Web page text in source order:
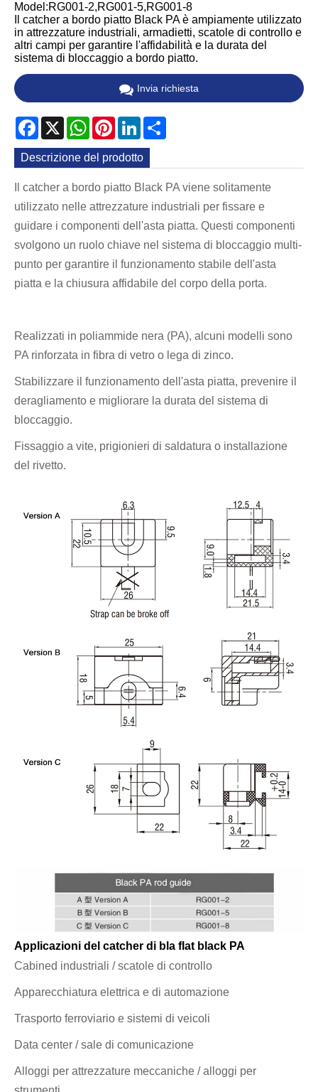
Model:RG001-2,RG001-5,RG001-8
Il catcher a bordo piatto Black PA è ampiamente utilizzato
in attrezzature industriali, armadietti, scatole di controllo e
altri campi per garantire l'affidabilità e la durata del
sistema di bloccaggio a bordo piatto.
Invia richiesta
Facebook
X WhatsApp
PinterestLinkedIn
Descrizione del prodotto
Il catcher a bordo piatto Black PA viene solitamente
utilizzato nelle attrezzature industriali per fissare e
guidare i componenti dell'asta piatta. Questi componenti
svolgono un ruolo chiave nel sistema di bloccaggio multi-
punto per garantire il funzionamento stabile dell'asta
piatta e la chiusura affidabile del corpo della porta.
Realizzati in poliammide nera (PA), alcuni modelli sono
PA rinforzata in fibra di vetro o lega di zinco.
Stabilizzare il funzionamento dell'asta piatta, prevenire il
deragliamento e migliorare la durata del sistema di
bloccaggio.
Fissaggio a vite, prigionieri di saldatura o installazione
del rivetto.
Applicazioni del catcher di bla flat black PA
Cabined industriali / scatole di controllo
Apparecchiatura elettrica e di automazione
Trasporto ferroviario e sistemi di veicoli
Data center / sale di comunicazione
Alloggi per attrezzature meccaniche / alloggi per